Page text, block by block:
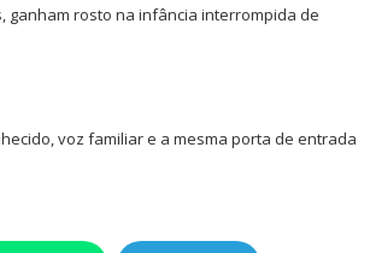
ganham rosto na infância interrompida de
voz familiar e a mesma porta de entrada